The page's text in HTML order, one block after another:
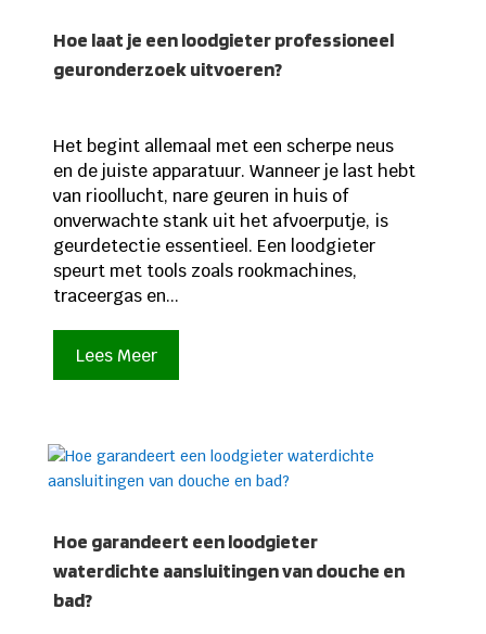
Hoe laat je een loodgieter professioneel
geuronderzoek uitvoeren?
Het begint allemaal met een scherpe neus
en de juiste apparatuur. Wanneer je last hebt
van rioollucht, nare geuren in huis of
onverwachte stank uit het afvoerputje, is
geurdetectie essentieel. Een loodgieter
speurt met tools zoals rookmachines,
traceergas en...
Lees Meer
Hoe garandeert een loodgieter
waterdichte aansluitingen van douche en
bad?